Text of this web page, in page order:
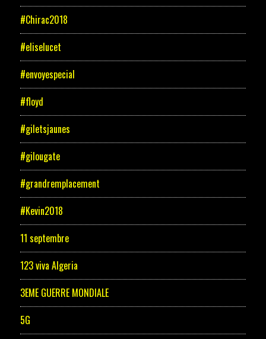
#Chirac2018
#eliselucet
#envoyespecial
#floyd
#giletsjaunes
#gilougate
#grandremplacement
#Kevin2018
11 septembre
123 viva Algeria
3EME GUERRE MONDIALE
5G